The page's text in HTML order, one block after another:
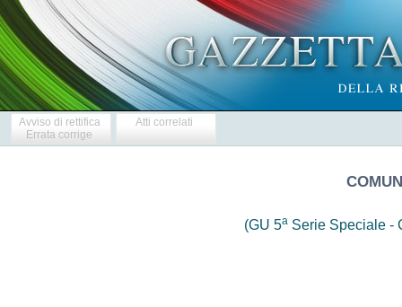
Avviso di rettifica
Errata corrige
Atti correlati
(GU 5a Serie Speciale -